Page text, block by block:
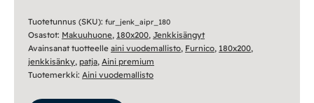
määrä
Tuotetunnus (SKU): fur_jenk_aipr_180
Osastot: Makuuhuone, 180x200, Jenkkisängyt
Avainsanat tuotteelle aini vuodemallisto, Furnico, 180x200,
jenkkisänky, patja, Aini premium
Tuotemerkki: Aini vuodemallisto